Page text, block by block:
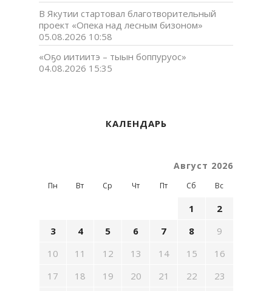
В Якутии стартовал благотворительный
проект «Опека над лесным бизоном»
05.08.2026 10:58
«Оҕо иитиитэ – тыын боппуруос»
04.08.2026 15:35
КАЛЕНДАРЬ
Август 2026
Пн Вт Ср Чт Пт Сб Вс
1
2
3
4 5 6 7 8
9
10
11 12 13 14 15
16
17
18 19 20 21 22
23